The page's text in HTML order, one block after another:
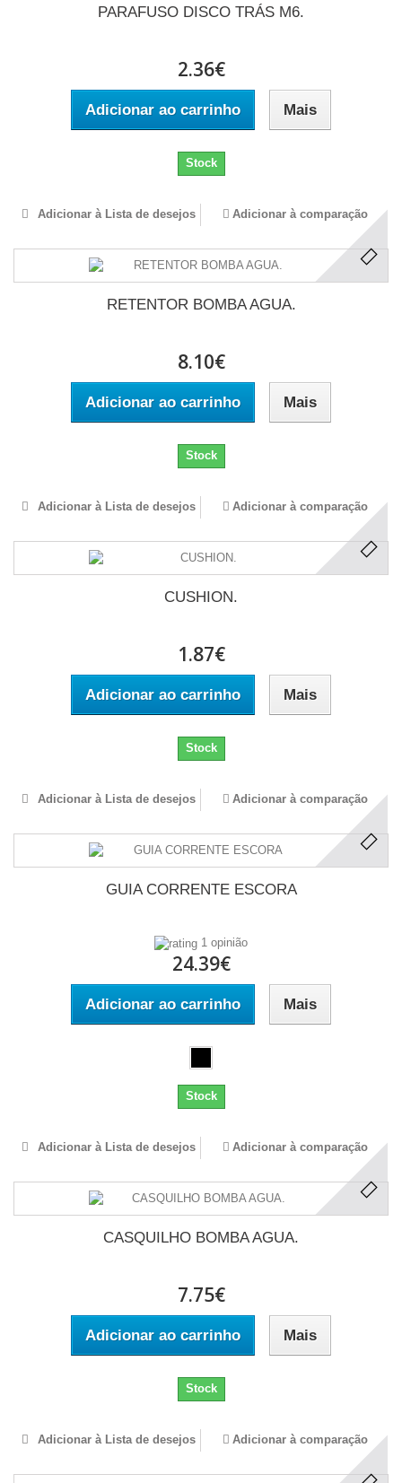
PARAFUSO DISCO TRÁS M6.
2.36€
Adicionar ao carrinho Mais
Stock
Adicionar à Lista de desejos Adicionar à comparação
RETENTOR BOMBA AGUA.
8.10€
Adicionar ao carrinho Mais
Stock
Adicionar à Lista de desejos Adicionar à comparação
CUSHION.
1.87€
Adicionar ao carrinho Mais
Stock
Adicionar à Lista de desejos Adicionar à comparação
GUIA CORRENTE ESCORA
1 opinião
24.39€
Adicionar ao carrinho Mais
Stock
Adicionar à Lista de desejos Adicionar à comparação
CASQUILHO BOMBA AGUA.
7.75€
Adicionar ao carrinho Mais
Stock
Adicionar à Lista de desejos Adicionar à comparação